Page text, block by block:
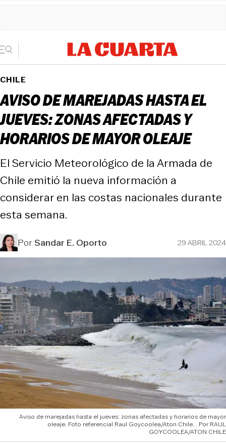
CHILE
AVISO DE MAREJADAS HASTA EL
JUEVES: ZONAS AFECTADAS Y
HORARIOS DE MAYOR OLEAJE
El Servicio Meteorológico de la Armada de
Chile emitió la nueva información a
considerar en las costas nacionales durante
esta semana.
PorSandar E. Oporto 29 ABRIL 2024
Aviso de marejadas hasta el jueves: zonas afectadas y horarios de mayor
oleaje. Foto referencial Raul Goycoolea/Aton Chile.
RAUL
GOYCOOLEA/ATON CHILE